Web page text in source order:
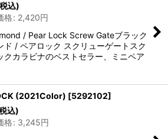
込)
格: 2,420円
/ Pear Lock Screw Gateブラック
ド / ペアロック スクリューゲートスク
クカラビナのベストセラー、ミニペア
(2021Color) [5292102]
込)
格: 3,245円